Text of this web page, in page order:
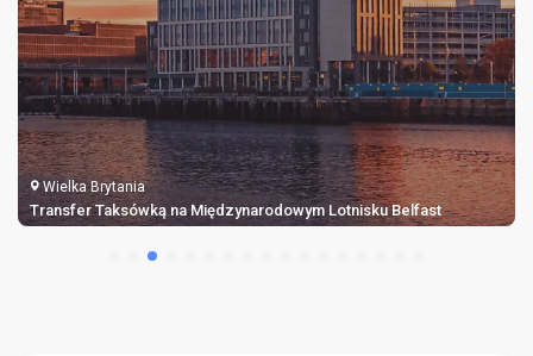
Wielka Brytania
Transfer Taksówką na Międzynarodowym Lotnisku Belfast